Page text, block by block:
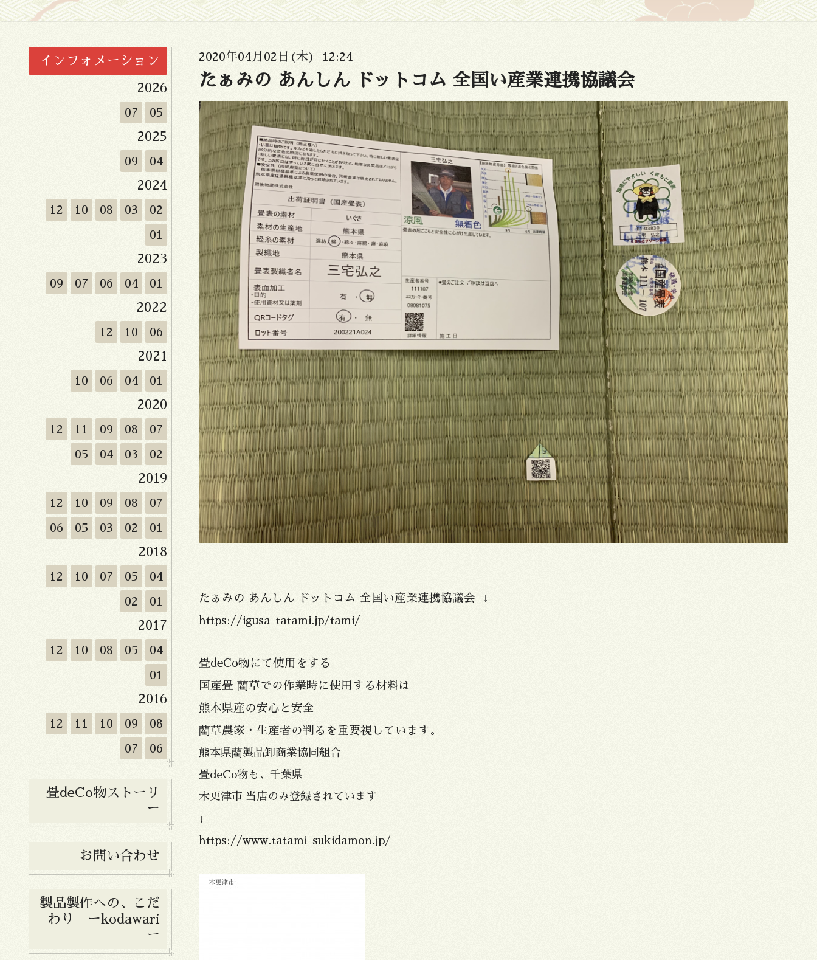
インフォメーション
2026
07 05
2025
09 04
2024
12 10 08 03 02
01
2023
09 07 06 04 01
2022
12 10 06
2021
10 06 04 01
2020
12 11 09 08 07
05 04 03 02
2019
12 10 09 08 07
06 05 03 02 01
2018
12 10 07 05 04
02 01
2017
12 10 08 05 04
01
2016
12 11 10 09 08
07 06
畳deCo物ストーリ
ー
お問い合わせ
製品製作への、こだ
わり ーkodawari
ー
2020年04月02日(木) 12:24
たぁみの あんしん ドットコム 全国い産業連携協議会
たぁみの あんしん ドットコム 全国い産業連携協議会 ↓
https://igusa-tatami.jp/tami/
畳deCo物にて使用をする
国産畳 藺草での作業時に使用する材料は
熊本県産の安心と安全
藺草農家・生産者の判るを重要視しています。
熊本県藺製品卸商業協同組合
畳deCo物も、千葉県
木更津市 当店のみ登録されています
↓
https://www.tatami-sukidamon.jp/